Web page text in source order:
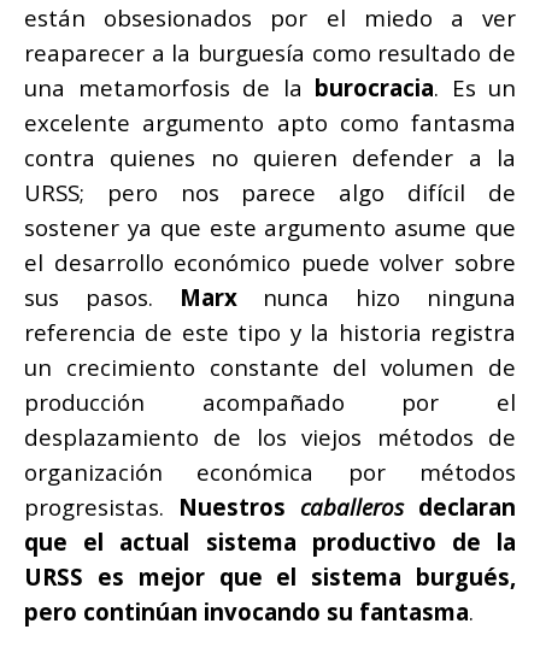
están obsesionados por el miedo a ver
reaparecer a la burguesía como resultado de
una metamorfosis de la burocracia. Es un
excelente argumento apto como fantasma
contra quienes no quieren defender a la
URSS; pero nos parece algo difícil de
sostener ya que este argumento asume que
el desarrollo económico puede volver sobre
sus pasos. Marxnunca hizo ninguna
referencia de este tipo y la historia registra
un crecimiento constante del volumen de
producción acompañado por el
desplazamiento de los viejos métodos de
organización económica por métodos
progresistas. Nuestros caballerosdeclaran
que el actual sistema productivo de la
URSS es mejor que el sistema burgués,
pero continúan invocando su fantasma.